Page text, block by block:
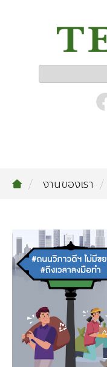
โ
คณ
คณะกร
สิ่งแวด
อุต
ม
สิ่งแวดล้
ชุ
ขยะ
การผลิต
ฉ
ทรัพ
ท
การเปลี่ยน
อินโฟ
เ
กิจ
งานของเรา